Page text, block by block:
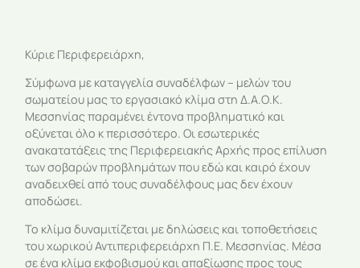
Κύριε Περιφερειάρχη,
Σύμφωνα με καταγγελία συναδέλφων – μελών του
σωματείου μας το εργασιακό κλίμα στη Δ.Α.Ο.Κ.
Μεσσηνίας παραμένει έντονα προβληματικό και
οξύνεται όλο κ περισσότερο. Οι εσωτερικές
ανακατατάξεις της Περιφερειακής Αρχής προς επίλυση
των σοβαρών προβλημάτων που εδώ και καιρό έχουν
αναδειχθεί από τους συναδέλφους μας δεν έχουν
αποδώσει.
Το κλίμα δυναμιτίζεται με δηλώσεις και τοποθετήσεις
του χωρικού Αντιπεριφερειάρχη Π.Ε. Μεσσηνίας. Μέσα
σε ένα κλίμα εκφοβισμού και απαξίωσης προς τους